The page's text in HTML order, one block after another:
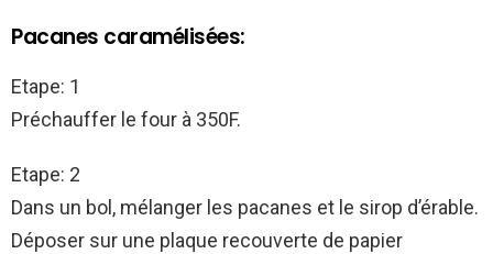
Pacanes caramélisées:
Etape: 1
Préchauffer le four à 350F.
Etape: 2
Dans un bol, mélanger les pacanes et le sirop d’érable.
Déposer sur une plaque recouverte de papier